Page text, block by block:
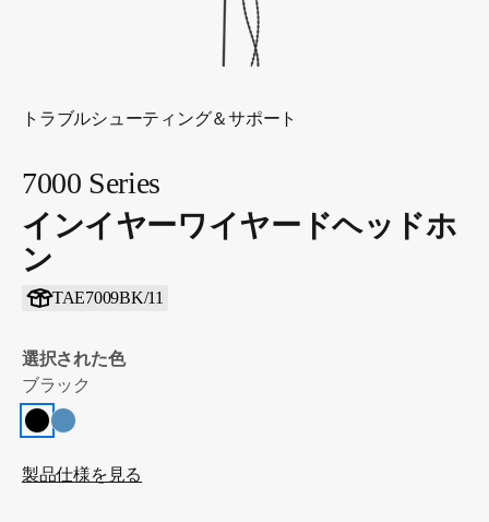
トラブルシューティング＆サポート
7000 Series
インイヤーワイヤードヘッドホ
ン
TAE7009BK/11
選択された色
ブラック
製品仕様を見る